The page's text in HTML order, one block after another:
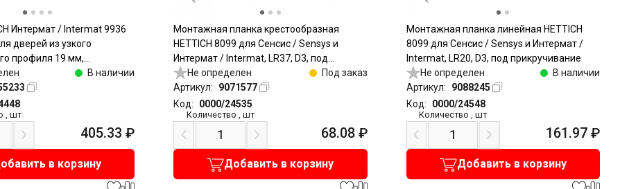
Интермат / Intermat 9936
дверей из узкого
профиля 19 мм,
саморезы, никельВ наличии
,шт
405.33 ₽
в корзину
Монтажная планка крестообразная
HETTICH 8099 для Сенсис / Sensys и
Интермат / Intermat, LR37, D3, под
прикручивание
Не определен
Под заказ
Артикул:
9071577
Код:
0000/24535
Количество шт
68.08 ₽
Добавить в корзину
Монтажная планка линейная HETTICH
8099 для Сенсис / Sensys и Интермат /
Intermat, LR20, D3, под прикручивание
Не определен
В наличии
Артикул:
9088245
Код:
0000/24548
Количество ,шт
161.97 ₽
Добавить в корзину